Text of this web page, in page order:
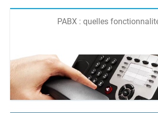
PABX : quelles